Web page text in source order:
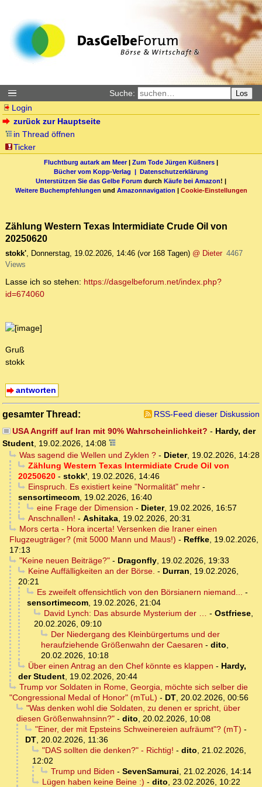
Suche: Los
Login
zurück zur Hauptseite
in Thread öffnen
Ticker
Fluchtburg autark am Meer| Zum Tode Jürgen Küßners |
Bücher vom Kopp-Verlag | Datenschutzerklärung
Unterstützen Sie das Gelbe Forum durch Käufe bei Amazon! |
Weitere Buchempfehlungen und Amazonnavigation | Cookie-Einstellungen
Zählung Western Texas Intermidiate Crude Oil von
20250620
stokk', Donnerstag, 19.02.2026, 14:46 (vor 168 Tagen) @ Dieter 4467
Views
Lasse ich so stehen: https://dasgelbeforum.net/index.php?
id=674060
Gruß
stokk
antworten
gesamter Thread:
RSS-Feed dieser Diskussion
USA Angriff auf Iran mit 90% Wahrscheinlichkeit? - Hardy, der
Student, 19.02.2026, 14:08
Was sagend die Wellen und Zyklen ?- Dieter, 19.02.2026, 14:28
Zählung Western Texas Intermidiate Crude Oil von
20250620 - stokk', 19.02.2026, 14:46
Einspruch. Es existiert keine "Normalität" mehr-
sensortimecom, 19.02.2026, 16:40
eine Frage der Dimension - Dieter, 19.02.2026, 16:57
Anschnallen! - Ashitaka, 19.02.2026, 20:31
Mors certa - Hora incerta! Versenken die Iraner einen
Flugzeugträger? (mit 5000 Mann und Maus!) - Reffke, 19.02.2026,
17:13
"Keine neuen Beiträge?"- Dragonfly, 19.02.2026, 19:33
Keine Auffälligkeiten an der Börse. - Durran, 19.02.2026,
20:21
Es zweifelt offensichtlich von den Börsianern niemand... -
sensortimecom, 19.02.2026, 21:04
David Lynch: Das absurde Mysterium der … - Ostfriese,
20.02.2026, 09:10
Der Niedergang des Kleinbürgertums und der
heraufziehende Größenwahn der Caesaren - dito,
20.02.2026, 10:18
Über einen Antrag an den Chef könnte es klappen - Hardy,
der Student, 19.02.2026, 20:44
Trump vor Soldaten in Rome, Georgia, möchte sich selber die
"Congressional Medal of Honor" (mTuL) - DT, 20.02.2026, 00:56
"Was denken wohl die Soldaten, zu denen er spricht, über
diesen Größenwahnsinn?" - dito, 20.02.2026, 10:08
"Einer, der mit Epsteins Schweinereien aufräumt"? (mT) -
DT, 20.02.2026, 11:36
"DAS sollten die denken?" - Richtig! - dito, 21.02.2026,
12:02
Trump und Biden - SevenSamurai, 21.02.2026, 14:14
Lügen haben keine Beine :) - dito, 23.02.2026, 10:22